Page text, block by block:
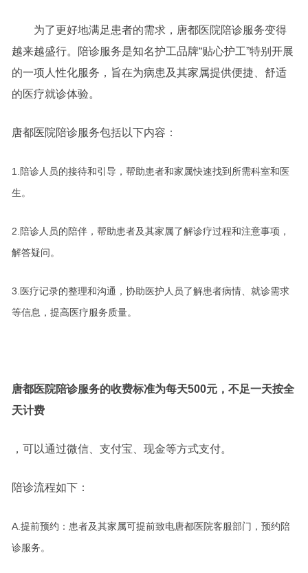
为了更好地满足患者的需求，唐都医院陪诊服务变得
越来越盛行。陪诊服务是知名护工品牌“贴心护工”特别开展
的一项人性化服务，旨在为病患及其家属提供便捷、舒适
的医疗就诊体验。
唐都医院陪诊服务包括以下内容：
1.陪诊人员的接待和引导，帮助患者和家属快速找到所需科室和医
生。
2.陪诊人员的陪伴，帮助患者及其家属了解诊疗过程和注意事项，
解答疑问。
3.医疗记录的整理和沟通，协助医护人员了解患者病情、就诊需求
等信息，提高医疗服务质量。
唐都医院陪诊服务的收费标准为每天500元，不足一天按全
天计费
，可以通过微信、支付宝、现金等方式支付。
陪诊流程如下：
A.提前预约：患者及其家属可提前致电唐都医院客服部门，预约陪
诊服务。